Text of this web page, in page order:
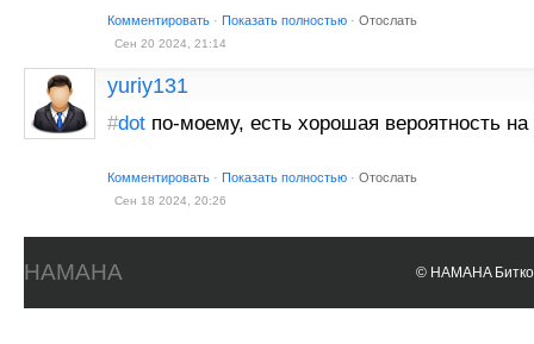
Комментировать · Показать полностью · Отослать
Сен 20 2024, 21:14
yuriy131
#dot по-моему, есть хорошая вероятность на
Комментировать · Показать полностью · Отослать
Сен 18 2024, 20:26
HAMAHA © HAMAHA